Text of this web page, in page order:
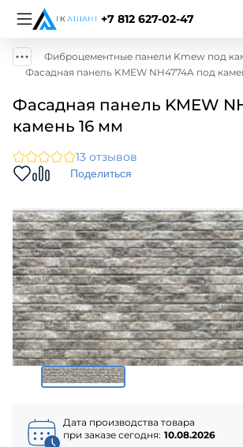
+7 812 627-02-47
Фиброцементные панели Kmew под
Фасадная панель KMEW NH4774A под
Фасадная панель KMEW
камень 16 мм
13 отзывов
Поделиться
Дата производства товара
при заказе сегодня: 10.08.2026